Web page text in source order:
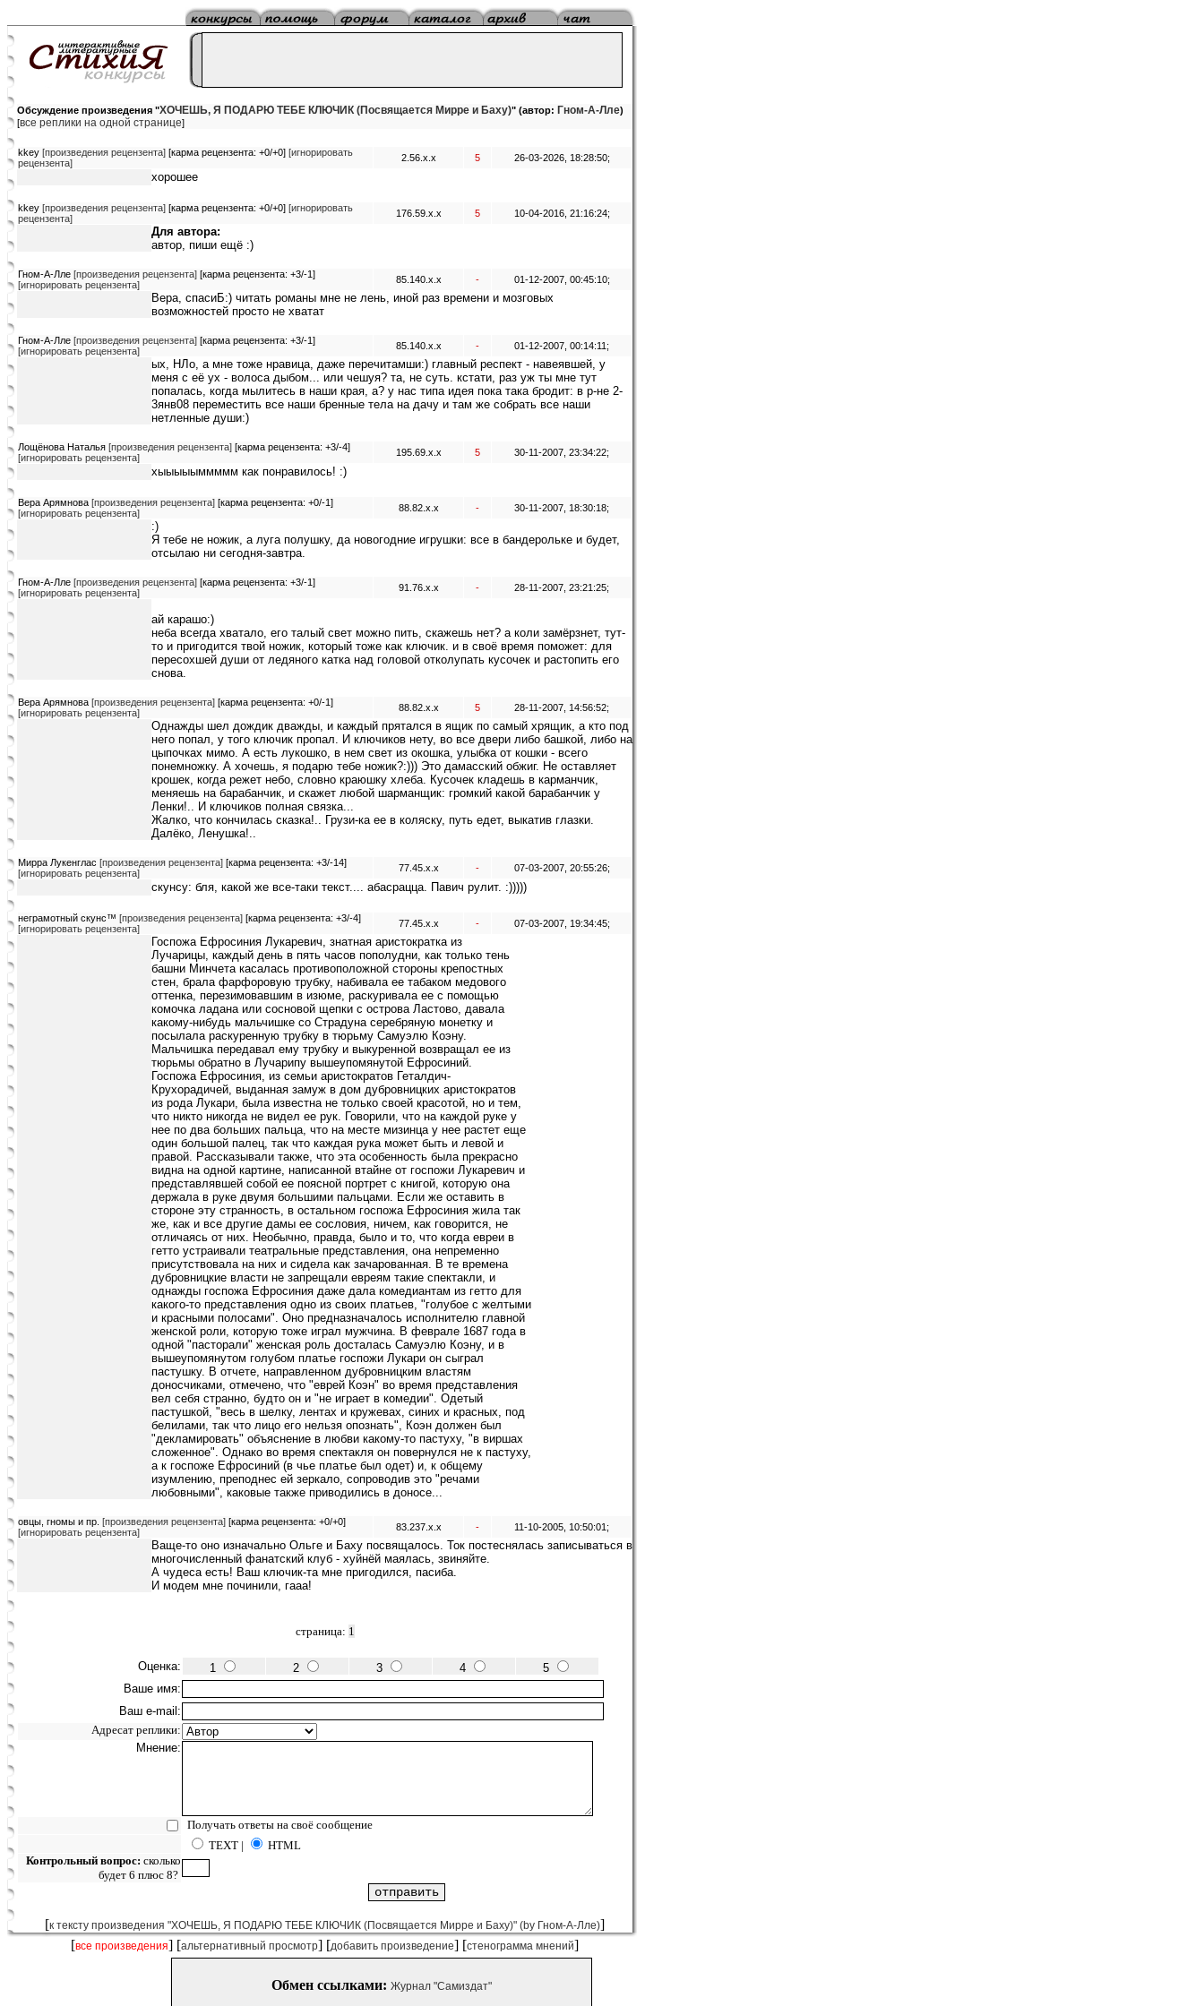
Обсуждение произведения "ХОЧЕШЬ, Я ПОДАРЮ ТЕБЕ КЛЮЧИК (Посвящается Мирре и Баху)" (автор: Гном-А-Лле)
[все реплики на одной странице]
kkey [произведения рецензента] [карма рецензента: +0/+0] [игнорировать
рецензента]
2.56.x.x 5 26-03-2026, 18:28:50;
хорошее
kkey [произведения рецензента] [карма рецензента: +0/+0] [игнорировать
рецензента]
176.59.x.x 5 10-04-2016, 21:16:24;
Для автора:
автор, пиши ещё :)
Гном-А-Лле [произведения рецензента] [карма рецензента: +3/-1]
[игнорировать рецензента]
85.140.x.x - 01-12-2007, 00:45:10;
Вера, спасиБ:) читать романы мне не лень, иной раз времени и мозговых
возможностей просто не хватат
Гном-А-Лле [произведения рецензента] [карма рецензента: +3/-1]
[игнорировать рецензента]
85.140.x.x - 01-12-2007, 00:14:11;
ых, НЛо, а мне тоже нравица, даже перечитамши:) главный респект - навеявшей, у
меня с её ух - волоса дыбом... или чешуя? та, не суть. кстати, раз уж ты мне тут
попалась, когда мылитесь в наши края, а? у нас типа идея пока така бродит: в р-не 2-
3янв08 переместить все наши бренные тела на дачу и там же собрать все наши
нетленные души:)
Лощёнова Наталья [произведения рецензента] [карма рецензента: +3/-4]
[игнорировать рецензента]
195.69.x.x 5 30-11-2007, 23:34:22;
хыыыыыммммм как понравилось! :)
Вера Арямнова [произведения рецензента] [карма рецензента: +0/-1]
[игнорировать рецензента]
88.82.x.x - 30-11-2007, 18:30:18;
:)
Я тебе не ножик, а луга полушку, да новогодние игрушки: все в бандерольке и будет,
отсылаю ни сегодня-завтра.
Гном-А-Лле [произведения рецензента] [карма рецензента: +3/-1]
[игнорировать рецензента]
91.76.x.x - 28-11-2007, 23:21:25;
ай карашо:)
неба всегда хватало, его талый свет можно пить, скажешь нет? а коли замёрзнет, тут-
то и пригодится твой ножик, который тоже как ключик. и в своё время поможет: для
пересохшей души от ледяного катка над головой отколупать кусочек и растопить его
снова.
Вера Арямнова [произведения рецензента] [карма рецензента: +0/-1]
[игнорировать рецензента]
88.82.x.x 5 28-11-2007, 14:56:52;
Однажды шел дождик дважды, и каждый прятался в ящик по самый хрящик, а кто под
него попал, у того ключик пропал. И ключиков нету, во все двери либо башкой, либо на
цыпочках мимо. А есть лукошко, в нем свет из окошка, улыбка от кошки - всего
понемножку. А хочешь, я подарю тебе ножик?:))) Это дамасский обжиг. Не оставляет
крошек, когда режет небо, словно краюшку хлеба. Кусочек кладешь в карманчик,
меняешь на барабанчик, и скажет любой шарманщик: громкий какой барабанчик у
Ленки!.. И ключиков полная связка...
Жалко, что кончилась сказка!.. Грузи-ка ее в коляску, путь едет, выкатив глазки.
Далёко, Ленушка!..
Мирра Лукенглас [произведения рецензента] [карма рецензента: +3/-14]
[игнорировать рецензента]
77.45.x.x - 07-03-2007, 20:55:26;
скунсу: бля, какой же все-таки текст.... абасрацца. Павич рулит. :)))))
неграмотный скунс™ [произведения рецензента] [карма рецензента: +3/-4]
[игнорировать рецензента]
77.45.x.x - 07-03-2007, 19:34:45;
Госпожа Ефросиния Лукаревич, знатная аристократка из
Лучарицы, каждый день в пять часов пополудни, как только тень
башни Минчета касалась противоположной стороны крепостных
стен, брала фарфоровую трубку, набивала ее табаком медового
оттенка, перезимовавшим в изюме, раскуривала ее с помощью
комочка ладана или сосновой щепки с острова Ластово, давала
какому-нибудь мальчишке со Страдуна серебряную монетку и
посылала раскуренную трубку в тюрьму Самуэлю Коэну.
Мальчишка передавал ему трубку и выкуренной возвращал ее из
тюрьмы обратно в Лучарипу вышеупомянутой Ефросиний.
Госпожа Ефросиния, из семьи аристократов Геталдич-
Крухорадичей, выданная замуж в дом дубровницких аристократов
из рода Лукари, была известна не только своей красотой, но и тем,
что никто никогда не видел ее рук. Говорили, что на каждой руке у
нее по два больших пальца, что на месте мизинца у нее растет еще
один большой палец, так что каждая рука может быть и левой и
правой. Рассказывали также, что эта особенность была прекрасно
видна на одной картине, написанной втайне от госпожи Лукаревич и
представлявшей собой ее поясной портрет с книгой, которую она
держала в руке двумя большими пальцами. Если же оставить в
стороне эту странность, в остальном госпожа Ефросиния жила так
же, как и все другие дамы ее сословия, ничем, как говорится, не
отличаясь от них. Необычно, правда, было и то, что когда евреи в
гетто устраивали театральные представления, она непременно
присутствовала на них и сидела как зачарованная. В те времена
дубровницкие власти не запрещали евреям такие спектакли, и
однажды госпожа Ефросиния даже дала комедиантам из гетто для
какого-то представления одно из своих платьев, "голубое с желтыми
и красными полосами". Оно предназначалось исполнителю главной
женской роли, которую тоже играл мужчина. В феврале 1687 года в
одной "пасторали" женская роль досталась Самуэлю Коэну, и в
вышеупомянутом голубом платье госпожи Лукари он сыграл
пастушку. В отчете, направленном дубровницким властям
доносчиками, отмечено, что "еврей Коэн" во время представления
вел себя странно, будто он и "не играет в комедии". Одетый
пастушкой, "весь в шелку, лентах и кружевах, синих и красных, под
белилами, так что лицо его нельзя опознать", Коэн должен был
"декламировать" объяснение в любви какому-то пастуху, "в виршах
сложенное". Однако во время спектакля он повернулся не к пастуху,
а к госпоже Ефросиний (в чье платье был одет) и, к общему
изумлению, преподнес ей зеркало, сопроводив это "речами
любовными", каковые также приводились в доносе...
овцы, гномы и пр. [произведения рецензента] [карма рецензента: +0/+0]
[игнорировать рецензента]
83.237.x.x - 11-10-2005, 10:50:01;
Ваще-то оно изначально Ольге и Баху посвящалось. Ток постеснялась записываться в
многочисленный фанатский клуб - хуйнёй маялась, звиняйте.
А чудеса есть! Ваш ключик-та мне пригодился, пасиба.
И модем мне починили, гааа!
страница: 1
Оценка: 1 2 3 4
5
Ваше имя:
Ваш e-mail:
Адресат реплики:
Мнение:
Получать ответы на своё сообщение
TEXT |
HTML
Контрольный вопрос: сколько
будет 6 плюс 8?
[к тексту произведения "ХОЧЕШЬ, Я ПОДАРЮ ТЕБЕ КЛЮЧИК (Посвящается Мирре и Баху)" (by Гном-А-Лле)]
[все произведения] [альтернативный просмотр] [добавить произведение] [стенограмма мнений]
Обмен ссылками: Журнал "Самиздат"